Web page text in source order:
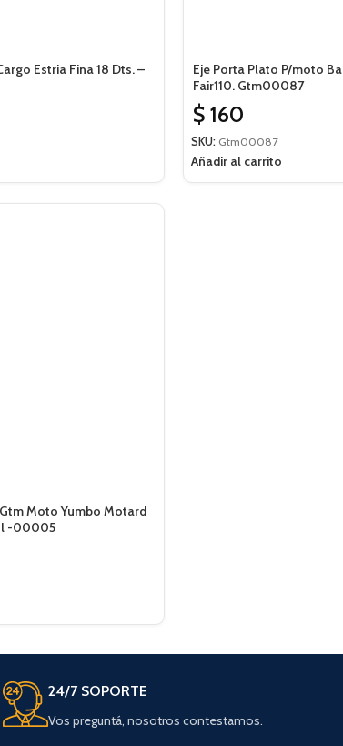
Estria Fina 18 Dts. –
Eje Porta Plato P/moto
Fair110. Gtm00087
$ 160
SKU: Gtm00087
Añadir al carrito
Moto Yumbo Motard
-00005
24/7 SOPORTE
Vos preguntá, nosotros contestamos.